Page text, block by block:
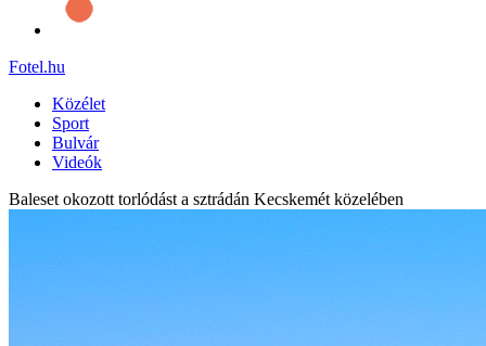
Fotel.hu
Közélet
Sport
Bulvár
Videók
Baleset okozott torlódást a sztrádán Kecskemét közelében